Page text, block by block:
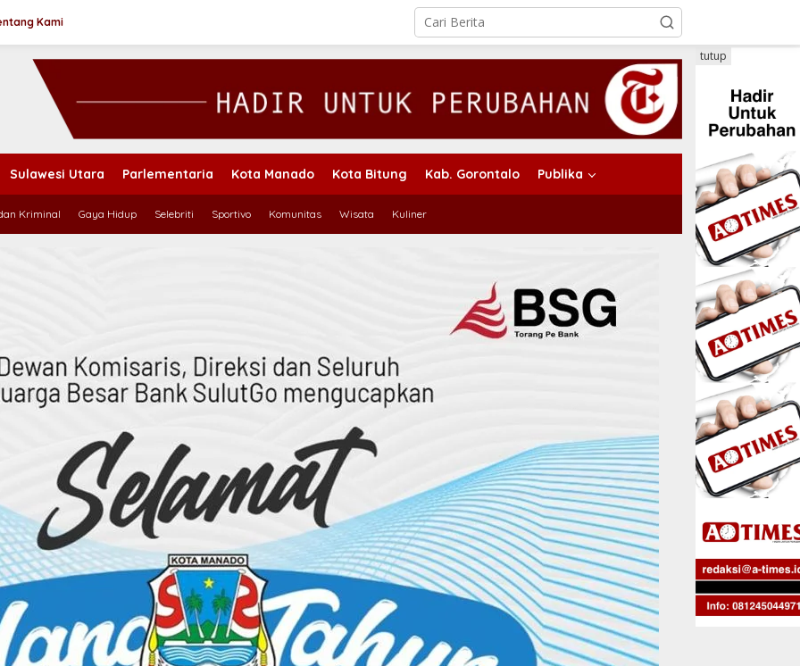
Kami
Sulawesi Utara Parlementaria Kota Manado Kota Bitung Kab. Gorontalo Publika
Kriminal Gaya Hidup Selebriti Sportivo Komunitas Wisata Kuliner
tutup